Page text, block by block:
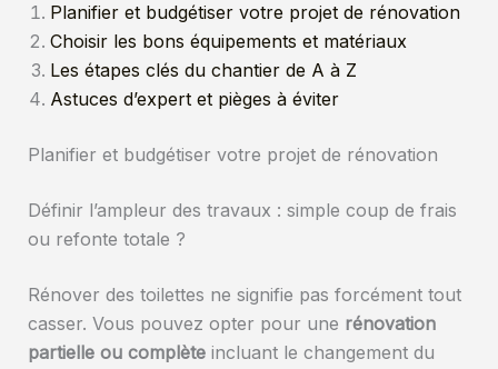
Planifier et budgétiser votre projet de rénovation
Choisir les bons équipements et matériaux
Les étapes clés du chantier de A à Z
Astuces d’expert et pièges à éviter
Planifier et budgétiser votre projet de rénovation
Définir l’ampleur des travaux : simple coup de frais
ou refonte totale ?
Rénover des toilettes ne signifie pas forcément tout
casser. Vous pouvez opter pour une rénovation
partielle ou complèteincluant le changement du